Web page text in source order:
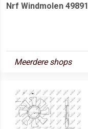
Nrf Windmolen 49891
Meerdere shops